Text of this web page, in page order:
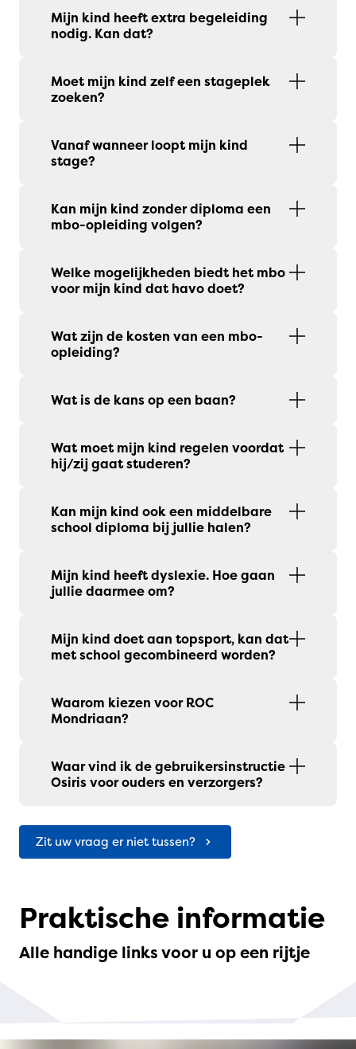
Mijn kind heeft extra begeleiding
nodig. Kan dat?
Moet mijn kind zelf een stageplek
zoeken?
Vanaf wanneer loopt mijn kind
stage?
Kan mijn kind zonder diploma een
mbo-opleiding volgen?
Welke mogelijkheden biedt het mbo
voor mijn kind dat havo doet?
Wat zijn de kosten van een mbo-
opleiding?
Wat is de kans op een baan?
Wat moet mijn kind regelen voordat
hij/zij gaat studeren?
Kan mijn kind ook een middelbare
school diploma bij jullie halen?
Mijn kind heeft dyslexie. Hoe gaan
jullie daarmee om?
Mijn kind doet aan topsport, kan dat
met school gecombineerd worden?
Waarom kiezen voor ROC
Mondriaan?
Waar vind ik de gebruikersinstructie
Osiris voor ouders en verzorgers?
Zit uw vraag er niet tussen?
Praktische informatie
Alle handige links voor u op een rijtje